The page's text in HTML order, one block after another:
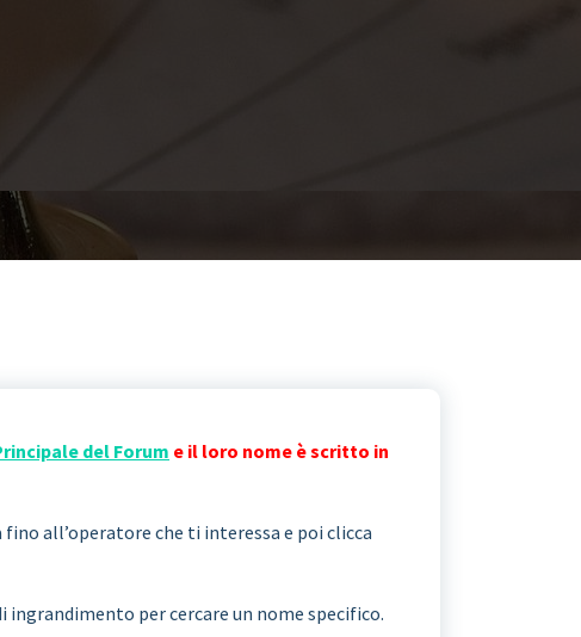
del Forum e il loro nome è scritto in
all’operatore che ti interessa e poi clicca
per cercare un nome specifico.